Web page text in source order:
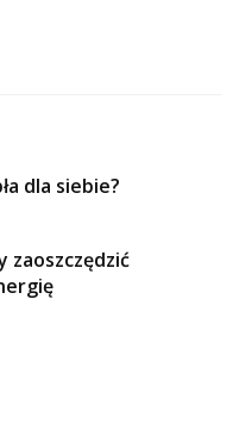
dla siebie?
zaoszczędzić